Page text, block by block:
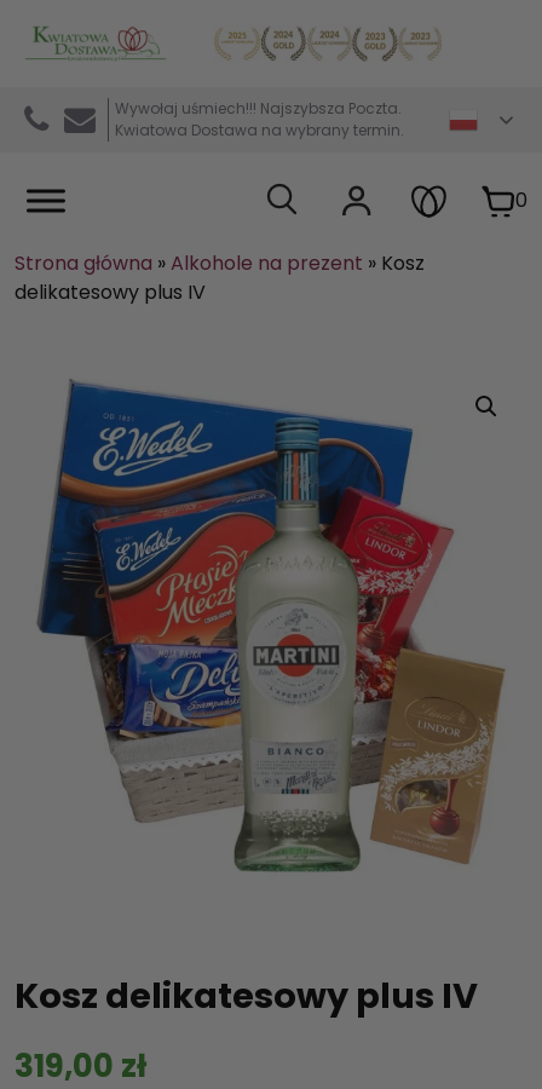
Kwiaciarnia internetowa Kwiatowa Dostawa
Wywołaj uśmiech!!! Najszybsza Poczta.
Kwiatowa Dostawa na wybrany termin.
0
Strona główna »Alkohole na prezent » Kosz
delikatesowy plus IV
Kosz delikatesowy plus IV
319,00 zł